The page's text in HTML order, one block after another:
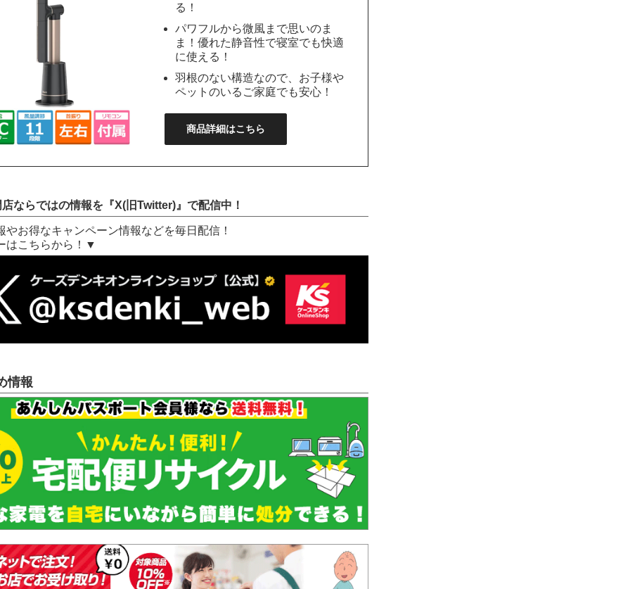
る！
パワフルから微風まで思いのま
ま！優れた静音性で寝室でも快適
に使える！
羽根のない構造なので、お子様や
ペットのいるご家庭でも安心！
商品詳細はこちら
ならではの情報を『X(旧Twitter)』で配信中！
やお得なキャンペーン情報などを毎日配信！
はこちらから！▼
情報